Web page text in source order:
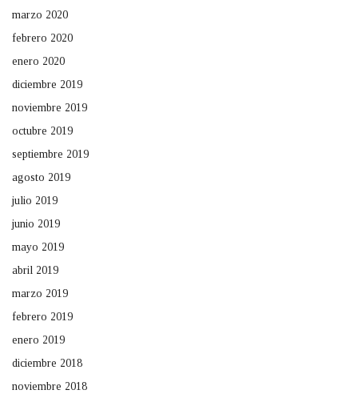
marzo 2020
febrero 2020
enero 2020
diciembre 2019
noviembre 2019
octubre 2019
septiembre 2019
agosto 2019
julio 2019
junio 2019
mayo 2019
abril 2019
marzo 2019
febrero 2019
enero 2019
diciembre 2018
noviembre 2018